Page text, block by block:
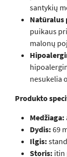
santykių
Natūralus
puikaus
malonų
nesukelia
Produkto
Medžiaga:
Dydis: 69
Ilgis:
Storis: itin